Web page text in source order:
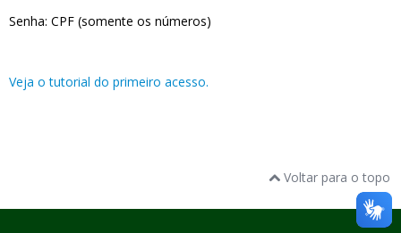
Senha: CPF (somente os números)
Veja o tutorial do primeiro acesso.
Voltar para o topo